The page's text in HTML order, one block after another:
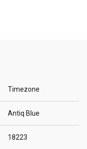
Timezone
Antiq Blue
18223